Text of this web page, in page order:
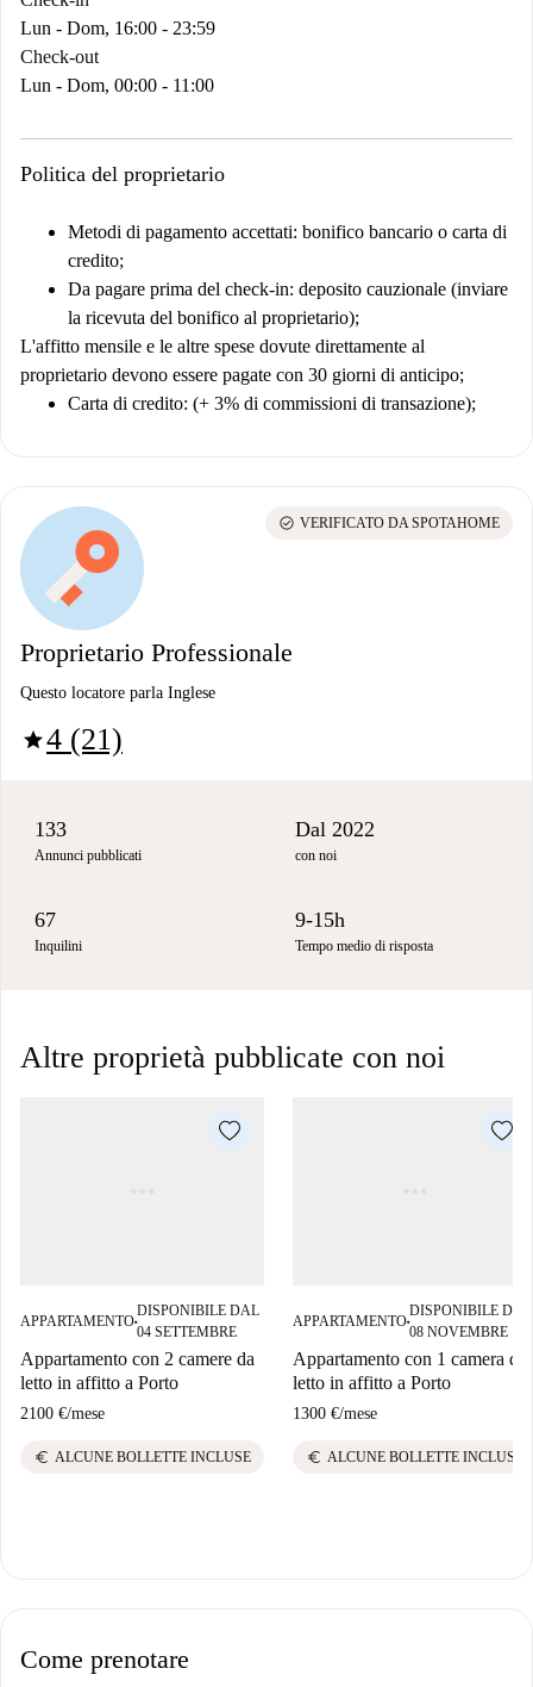
Lun - Dom, 16:00 - 23:59
Check-out
Lun - Dom, 00:00 - 11:00
Politica del proprietario
Metodi di pagamento accettati: bonifico bancario o carta di
credito;
Da pagare prima del check-in: deposito cauzionale (inviare
la ricevuta del bonifico al proprietario);
L'affitto mensile e le altre spese dovute direttamente al
proprietario devono essere pagate con 30 giorni di anticipo;
Carta di credito: (+ 3% di commissioni di transazione);
Proprietario Professionale
Questo locatore parla Inglese
star4 (21)
check_circle VERIFICATO DA SPOTAHOME
133
Annunci pubblicati
Dal 2022
con noi
67
Inquilini
9-15h
Tempo medio di risposta
Altre proprietà pubblicate con noi
APPARTAMENTO■
DISPONIBILE DAL
04 SETTEMBRE
Appartamento con 2 camere da
letto in affitto a Porto
2100 €/mese
euro ALCUNE BOLLETTE INCLUSE
APPARTAMENTO■
DISPONIBILE DAL
08 NOVEMBRE
Appartamento con 1 camera da
letto in affitto a Porto
1300 €/mese
euro ALCUNE BOLLETTE INCLUSE
Come prenotare